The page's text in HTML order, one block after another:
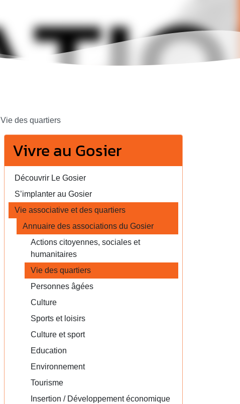
Vie des quartiers
Vivre au Gosier
Découvrir Le Gosier
S’implanter au Gosier
Vie associative et des quartiers
Annuaire des associations du Gosier
Actions citoyennes, sociales et
humanitaires
Vie des quartiers
Personnes âgées
Culture
Sports et loisirs
Culture et sport
Education
Environnement
Tourisme
Insertion / Développement économique